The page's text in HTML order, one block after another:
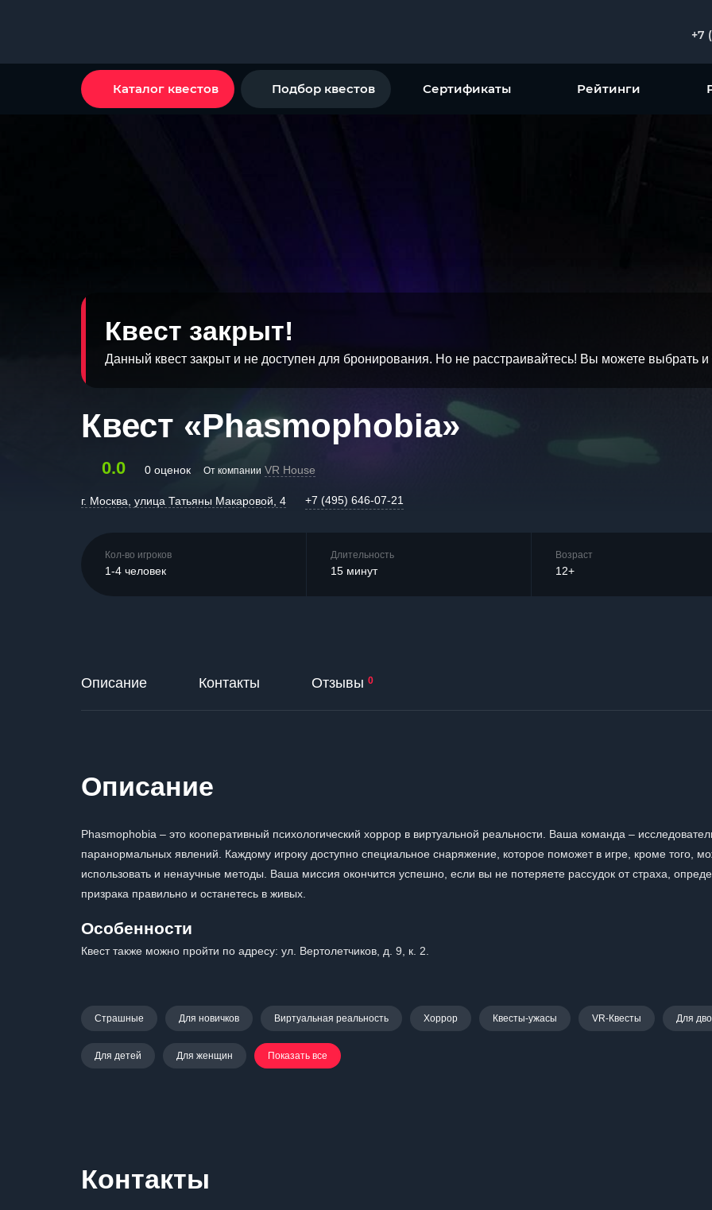
+7
Каталог квестов Подбор квестов Сертификаты Рейтинги
Квест закрыт!
Данный квест закрыт и не доступен для бронирования. Но не расстраивайтесь! Вы можете выбрать и
Квест «Phasmophobia»
0.0 0 оценок От компании VR House
г. Москва, улица Татьяны Макаровой, 4 +7 (495) 646-07-21
Кол-во игроков
1-4 человек
Длительность
15 минут
Возраст
12+
Описание Контакты Отзывы 0
Описание
Phasmophobia – это кооперативный психологический хоррор в виртуальной реальности. Ваша команда –
паранормальных явлений. Каждому игроку доступно специальное снаряжение, которое поможет в игре, кроме того,
использовать и ненаучные методы. Ваша миссия окончится успешно, если вы не потеряете рассудок от страха,
призрака правильно и останетесь в живых.
Особенности
Квест также можно пройти по адресу: ул. Вертолетчиков, д. 9, к. 2.
Страшные Для новичков Виртуальная реальность Хоррор Квесты-ужасы VR-Квесты Для
Для детей Для женщин Показать все
Контакты